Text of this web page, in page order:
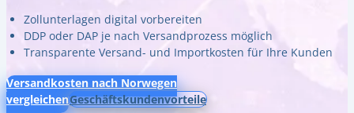
Zollunterlagen digital vorbereiten
DDP oder DAP je nach Versandprozess möglich
Transparente Versand- und Importkosten für Ihre Kunden
Versandkosten nach Norwegen
vergleichenGeschäftskundenvorteile